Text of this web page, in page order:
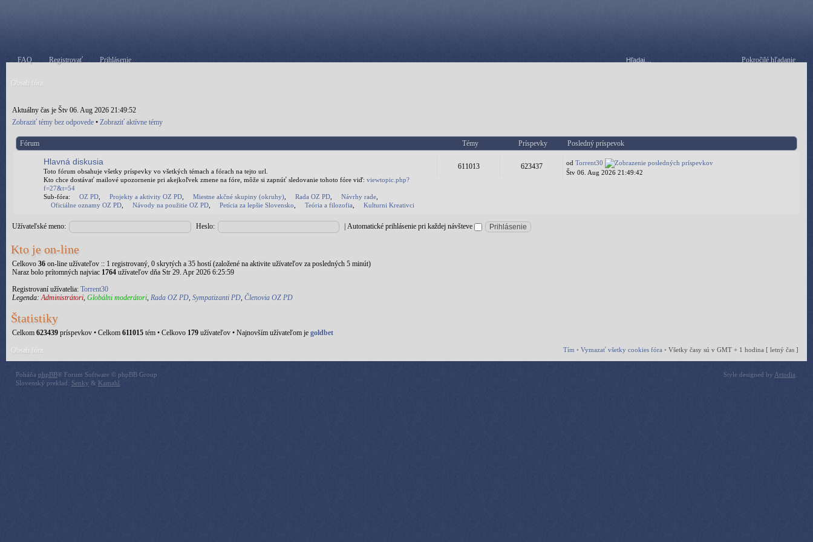
Pokročilé hľadanie
FAQ Registrovať Prihlásenie
Obsah fóra
Aktuálny čas je Štv 06. Aug 2026 21:49:52
Zobraziť témy bez odpovede • Zobraziť aktívne témy
Fórum Témy Príspevky Posledný príspevok
Hlavná diskusia
Toto fórum obsahuje všetky príspevky vo všetkých témach a fórach na tejto url.
Kto chce dostávať mailové upozornenie pri akejkoľvek zmene na fóre, môže si zapnúť sledovanie tohoto fóre viď: viewtopic.php?
f=27&t=54
Sub-fóra:
OZ PD Projekty a aktivity OZ PD Miestne akčné skupiny (okruhy) Rada OZ PD Návrhy rade
Oficiálne oznamy OZ PD
Návody na použitie OZ PD Petícia za lepšie Slovensko Teória a filozofia Kulturni Kreativci
611013 623437 odTorrent30
Štv 06. Aug 2026 21:49:42
Užívateľské meno: Heslo: | Automatické prihlásenie pri každej návšteve
Kto je on-line
Celkovo 36 on-line užívateľov :: 1 registrovaný, 0 skrytých a 35 hostí (založené na aktivite užívateľov za posledných 5 minút)
Naraz bolo prítomných najviac 1764 užívateľov dňa Str 29. Apr 2026 6:25:59
Registrovaní užívatelia: Torrent30
Legenda:Administrátori, Globálni moderátori, Rada OZ PD, Sympatizanti PD, Členovia OZ PD
Štatistiky
Celkom 623439 príspevkov • Celkom 611015 tém • Celkovo 179 užívateľov • Najnovším užívateľom je goldbet
Tím • Vymazať všetky cookies fóra • Všetky časy sú v GMT + 1 hodina [ letný čas ]
Obsah fóra
Poháňa phpBB® Forum Software © phpBB Group
Slovenský preklad: Senky & Kamahl
Style designed by Artodia